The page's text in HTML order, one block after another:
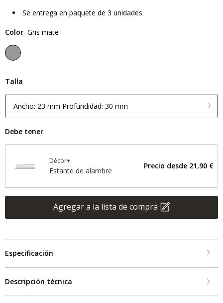
Se entrega en paquete de 3 unidades.
Color Gris mate
Talla
Ancho: 23 mm Profundidad: 30 mm
Debe tener
Décor+
Estante de alambre
Precio desde 21,90 €
Agregar a la lista de compra
Especificación
Descripción técnica